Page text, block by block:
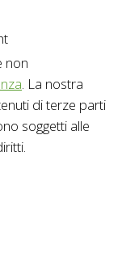
non
. La nostra
di terze parti
soggetti alle